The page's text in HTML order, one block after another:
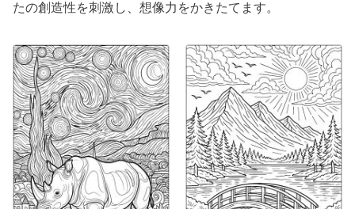
たの創造性を刺激し、想像力をかきたてます。